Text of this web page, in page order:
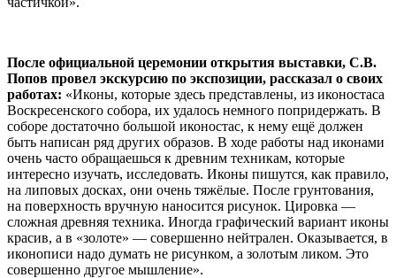
После официальной церемонии открытия выставки, С.В.
Попов провел экскурсию по экспозиции, рассказал о своих
работах: «Иконы, которые здесь представлены, из иконостаса
Воскресенского собора, их удалось немного попридержать. В
соборе достаточно большой иконостас, к нему ещё должен
быть написан ряд других образов. В ходе работы над иконами
очень часто обращаешься к древним техникам, которые
интересно изучать, исследовать. Иконы пишутся, как правило,
на липовых досках, они очень тяжёлые. После грунтования,
на поверхность вручную наносится рисунок. Цировка —
сложная древняя техника. Иногда графический вариант иконы
красив, а в «золоте» — совершенно нейтрален. Оказывается, в
иконописи надо думать не рисунком, а золотым ликом. Это
совершенно другое мышление».